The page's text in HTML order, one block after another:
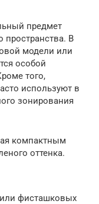
предмет
пространства. В
модели или
особой
того,
используют в
зонирования
компактным
оттенка.
фисташковых